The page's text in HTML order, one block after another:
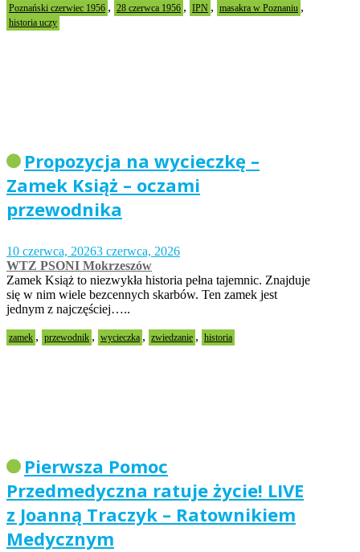
Poznański czerwiec 1956 , 28 czerwca 1956 , IPN , masakra w Poznaniu ,
historia uczy
Propozycja na wycieczkę –
Zamek Książ – oczami
przewodnika
10 czerwca, 20263 czerwca, 2026
WTZ PSONI Mokrzeszów
Zamek Książ to niezwykła historia pełna tajemnic. Znajduje
się w nim wiele bezcennych skarbów. Ten zamek jest
jednym z najczęściej…..
zamek , przewodnik , wycieczka , zwiedzanie , historia
Pierwsza Pomoc
Przedmedyczna ratuje życie! LIVE
z Joanną Traczyk – Ratownikiem
Medycznym